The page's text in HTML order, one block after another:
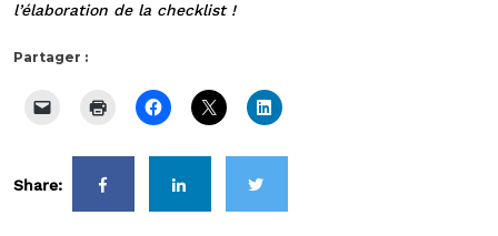
l’élaboration de la checklist !
Partager :
Share: